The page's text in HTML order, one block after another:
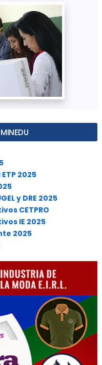
2025
y DRE 2025
CETPRO
IE 2025
2025